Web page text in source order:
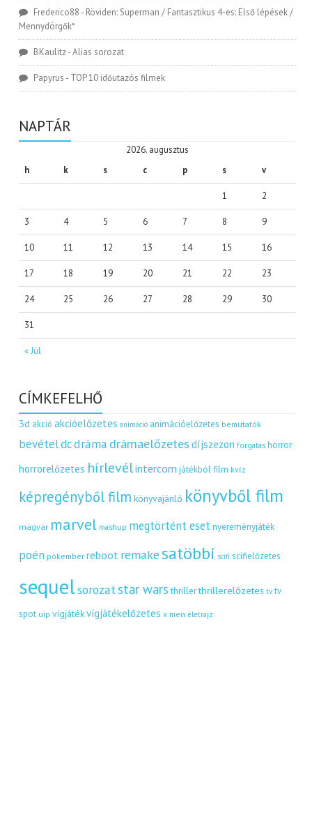
Frederico88 - Röviden: Superman / Fantasztikus 4-es: Első lépések /
Mennydörgők*
BKaulitz-Alias sorozat
Papyrus - TOP 10 időutazós filmek
NAPTÁR
2026. augusztus
h
k s c p s v
« Júl
1 2
3 4 5 6 7 8 9
10 11 12 13 14 15 16
17 18 19 20 21 22 23
24 25 26 27 28 29 30
31
CÍMKEFELHŐ
3d akció akcióelőzetes animáció animációelőzetes bemutatók
bevételdcdráma drámaelőzetes díjszezon forgatás horror
horrorelőzetes hírlevélintercom játékból film kvíz
képregényből film könyvajánló könyvből film
magyar marvel mashup megtörtént eset nyereményjáték
poén pókember reboot remakesatöbbi scifi scifielőzetes
sequelsorozatstar wars thriller thrillerelőzetes tv tv
spot uip vígjátékvígjátékelőzetes x men életrajz